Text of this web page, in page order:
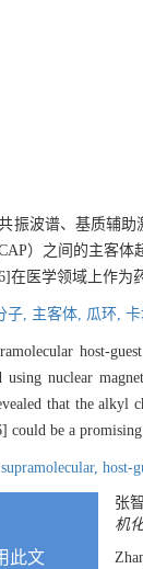
振波谱、基质辅
）之间的主客
在医学领域上作为
子, 主客体, 瓜环, 卡
host-
using nuclear
that the alkyl
could be a promising
supramolecular, host-
此文
张
机